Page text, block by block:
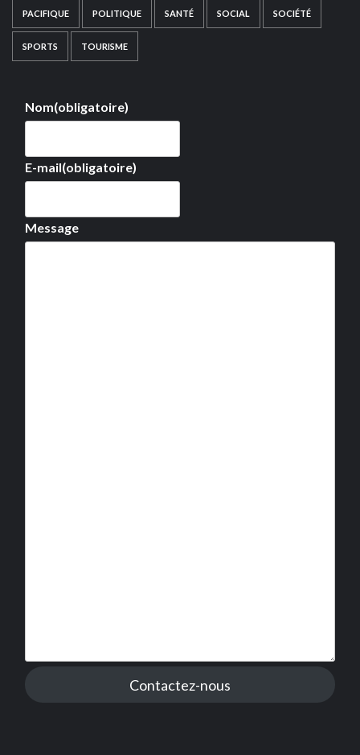
PACIFIQUE POLITIQUE SANTÉ SOCIAL SOCIÉTÉ
SPORTS TOURISME
Nom(obligatoire)
E-mail(obligatoire)
Message
Contactez-nous